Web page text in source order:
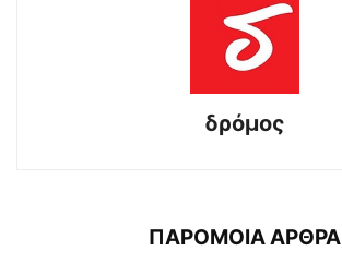
δρόμος
ΠΑΡΟΜΟΙΑ ΑΡΘΡΑ